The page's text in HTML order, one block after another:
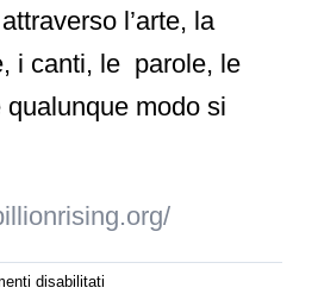
l’arte, la
i canti, le parole, le
modo si
disabilitati